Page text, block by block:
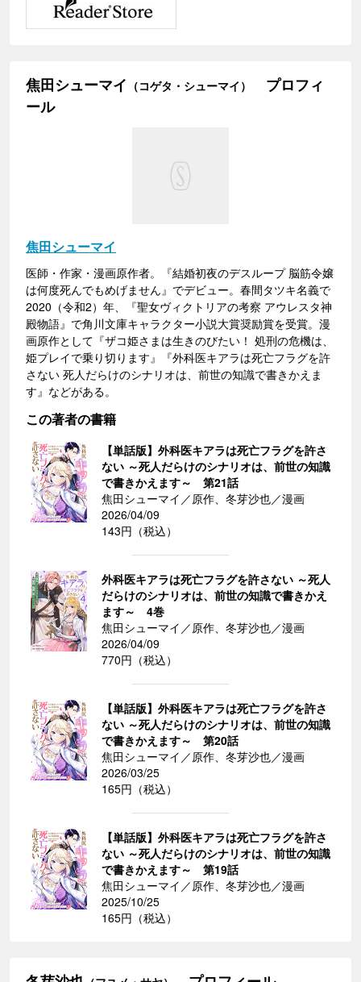
焦田シューマイ （コゲタ・シューマイ）
プロフィ
ール
焦田シューマイ
医師・作家・漫画原作者。『結婚初夜のデスループ 脳筋令嬢
は何度死んでもめげません』でデビュー。春間タツキ名義で
2020（令和2）年、『聖女ヴィクトリアの考察 アウレスタ神
殿物語』で角川文庫キャラクター小説大賞奨励賞を受賞。漫
画原作として『ザコ姫さまは生きのびたい！ 処刑の危機は、
姫プレイで乗り切ります』『外科医キアラは死亡フラグを許
さない 死人だらけのシナリオは、前世の知識で書きかえま
す』などがある。
この著者の書籍
【単話版】外科医キアラは死亡フラグを許さ
ない ～死人だらけのシナリオは、前世の知識
で書きかえます～ 第21話
焦田シューマイ／原作、冬芽沙也／漫画
2026/04/09
143円（税込）
外科医キアラは死亡フラグを許さない ～死人
だらけのシナリオは、前世の知識で書きかえ
ます～ 4巻
焦田シューマイ／原作、冬芽沙也／漫画
2026/04/09
770円（税込）
【単話版】外科医キアラは死亡フラグを許さ
ない ～死人だらけのシナリオは、前世の知識
で書きかえます～ 第20話
焦田シューマイ／原作、冬芽沙也／漫画
2026/03/25
165円（税込）
【単話版】外科医キアラは死亡フラグを許さ
ない ～死人だらけのシナリオは、前世の知識
で書きかえます～ 第19話
焦田シューマイ／原作、冬芽沙也／漫画
2025/10/25
165円（税込）